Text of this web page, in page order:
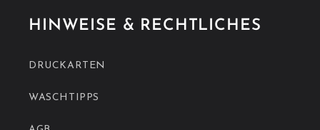
HINWEISE & RECHTLICHES
DRUCKARTEN
WASCHTIPPS